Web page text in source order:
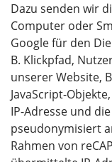
Dazu senden wir
Computer oder
Google für den
B. Klickpfad,
unserer Website,
JavaScript-
IP-Adresse und
pseudonymisiert
Rahmen von